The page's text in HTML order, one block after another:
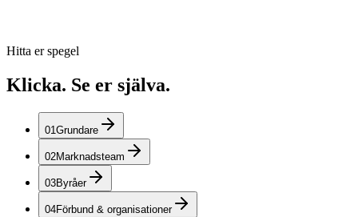
Hitta er spegel
Klicka. Se er själva.
01Grundare
02Marknadsteam
03Byråer
04Förbund & organisationer